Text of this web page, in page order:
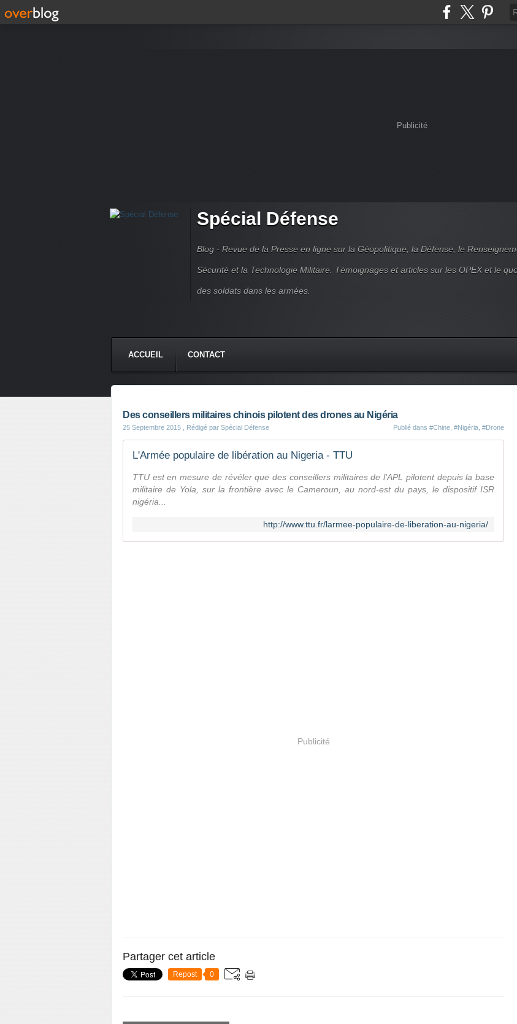
Publicité
Spécial Défense
Blog - Revue de la Presse en ligne sur la Géopolitique, la Défense, le
Sécurité et la Technologie Militaire. Témoignages et articles sur les OPEX et le
des soldats dans les armées.
ACCUEIL CONTACT
Des conseillers militaires chinois pilotent des drones au Nigéria
25 Septembre 2015 , Rédigé par Spécial Défense Publié dans #Chine #Nigéria #Drone
L'Armée populaire de libération au Nigeria - TTU
TTU est en mesure de révéler que des conseillers militaires de l'APL pilotent depuis la base
militaire de Yola, sur la frontière avec le Cameroun, au nord-est du pays, le dispositif ISR
nigéria...
http://www.ttu.fr/larmee-populaire-de-liberation-au-nigeria/
Publicité
Partager cet article
Repost 0